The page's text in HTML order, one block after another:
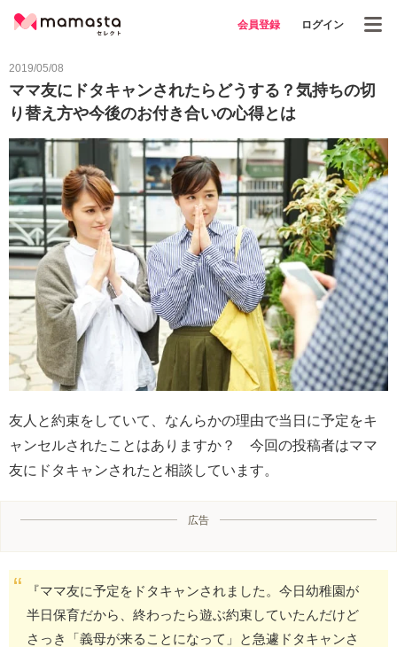
会員登録 ログイン
2019/05/08
ママ友にドタキャンされたらどうする？気持ちの切
り替え方や今後のお付き合いの心得とは
友人と約束をしていて、なんらかの理由で当日に予定をキ
ャンセルされたことはありますか？ 今回の投稿者はママ
友にドタキャンされたと相談しています。
広告
『ママ友に予定をドタキャンされました。今日幼稚園が
半日保育だから、終わったら遊ぶ約束していたんだけど
さっき「義母が来ることになって」と急遽ドタキャンさ